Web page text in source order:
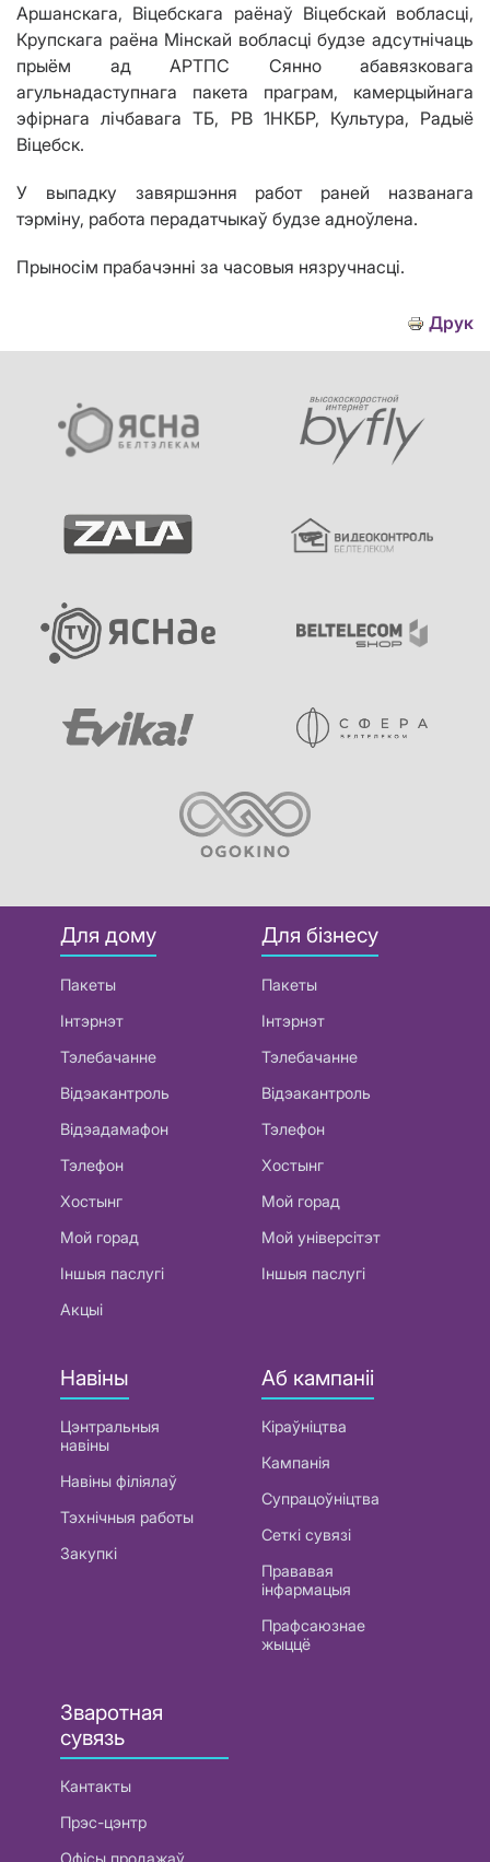
Аршанскага, Віцебскага раёнаў Віцебскай вобласці,
Крупскага раёна Мінскай вобласці будзе адсутнічаць
прыём ад АРТПС Сянно абавязковага
агульнадаступнага пакета праграм, камерцыйнага
эфірнага лічбавага ТБ, РВ 1НКБР, Культура, Радыё
Віцебск.
У выпадку завяршэння работ раней названага
тэрміну, работа перадатчыкаў будзе адноўлена.
Прыносім прабачэнні за часовыя нязручнасці.
Друк
Для дому
Пакеты
Інтэрнэт
Тэлебачанне
Відэакантроль
Відэадамафон
Тэлефон
Хостынг
Мой горад
Іншыя паслугі
Акцыі
Для бізнесу
Пакеты
Інтэрнэт
Тэлебачанне
Відэакантроль
Тэлефон
Хостынг
Мой горад
Мой універсітэт
Іншыя паслугі
Навіны
Цэнтральныя
навіны
Навіны філіялаў
Тэхнічныя работы
Закупкі
Аб кампаніі
Кіраўніцтва
Кампанія
Супрацоўніцтва
Сеткі сувязі
Прававая
інфармацыя
Прафсаюзнае
жыццё
Зваротная
сувязь
Кантакты
Прэс-цэнтр